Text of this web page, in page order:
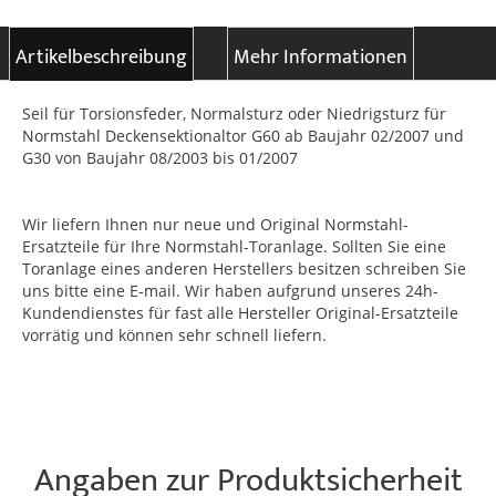
Artikelbeschreibung Mehr Informationen
Seil für Torsionsfeder, Normalsturz oder Niedrigsturz für
Normstahl Deckensektionaltor G60 ab Baujahr 02/2007 und
G30 von Baujahr 08/2003 bis 01/2007
Wir liefern Ihnen nur neue und Original Normstahl-
Ersatzteile für Ihre Normstahl-Toranlage. Sollten Sie eine
Toranlage eines anderen Herstellers besitzen schreiben Sie
uns bitte eine E-mail. Wir haben aufgrund unseres 24h-
Kundendienstes für fast alle Hersteller Original-Ersatzteile
vorrätig und können sehr schnell liefern.
Angaben zur Produktsicherheit